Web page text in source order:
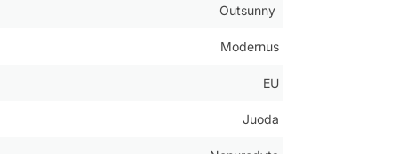
Outsunny
Modernus
EU
Juoda